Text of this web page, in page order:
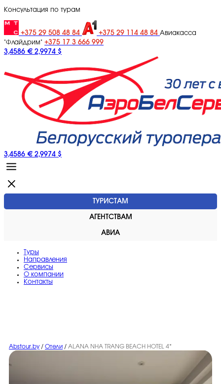
Консультация по турам
+375 29 508 48 84 +375 29 114 48 84 Авиакасса
"Флайдрим" +375 17 3 666 999
3,4586 € 2,9974 $
3,4586 € 2,9974 $
ТУРИСТАМ
АГЕНТСТВАМ
АВИА
Туры
Направления
Сервисы
O компании
Контакты
Abstour.by / Отели / ALANA NHA TRANG BEACH HOTEL 4*